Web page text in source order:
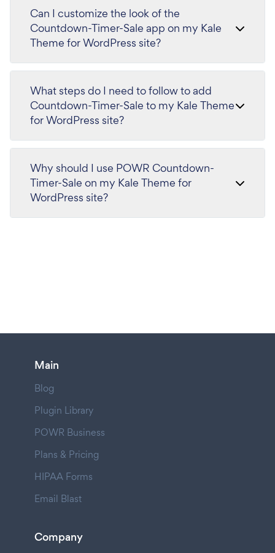
Can I customize the look of the
Countdown-Timer-Sale app on my Kale
Theme for WordPress site?
What steps do I need to follow to add
Countdown-Timer-Sale to my Kale Theme
for WordPress site?
Why should I use POWR Countdown-
Timer-Sale on my Kale Theme for
WordPress site?
Main
Blog
Plugin Library
POWR Business
Plans & Pricing
HIPAA Forms
Email Blast
Company